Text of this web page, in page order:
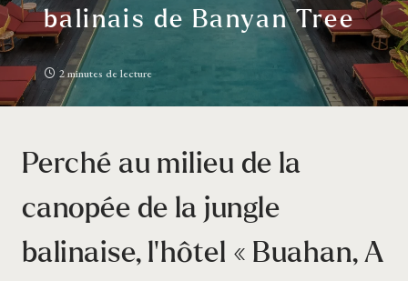
balinais de Banyan Tree
2 minutes de lecture
Perché au milieu de la
canopée de la jungle
balinaise, l’hôtel « Buahan, A